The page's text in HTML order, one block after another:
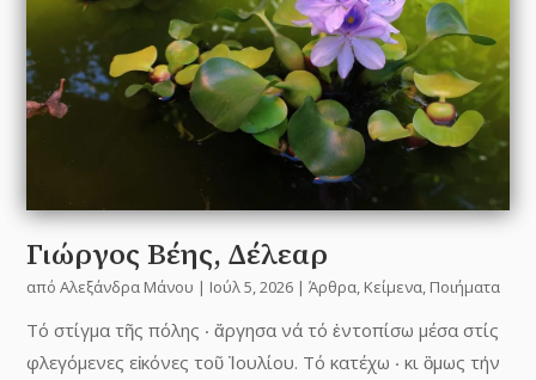
Γιώργος Βέης, Δέλεαρ
απόΑλεξάνδρα Μάνου | Ιούλ 5, 2026 |Άρθρα, Κείμενα, Ποιήματα
Τό στίγμα τῆς πόλης ‧ ἄργησα νά τό ἐντοπίσω μέσα στίς
φλεγόμενες εἰκόνες τοῦ Ἰουλίου. Τό κατέχω ‧ κι ὂμως τήν